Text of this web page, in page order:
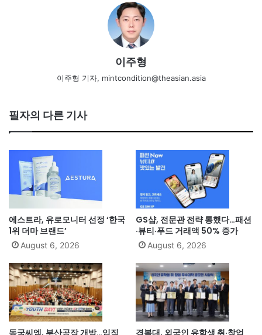
이주형
이주형 기자, mintcondition@theasian.asia
필자의 다른 기사
에스트라, 유로모니터 선정 ‘한국
1위 더마 브랜드’
August 6, 2026
GS샵, 전문관 전략 통했다…패션
·뷰티·푸드 거래액 50% 증가
August 6, 2026